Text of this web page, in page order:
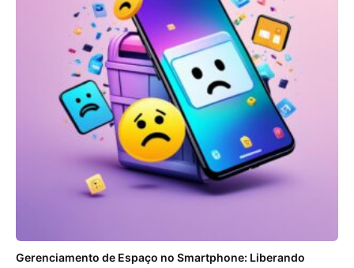
Gerenciamento de Espaço no Smartphone: Liberando